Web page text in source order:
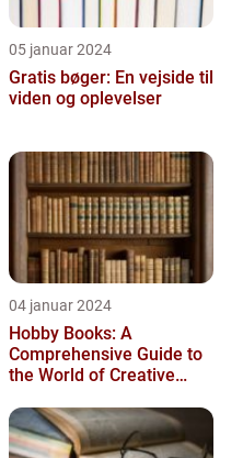
05 januar 2024
Gratis bøger: En vejside til
viden og oplevelser
04 januar 2024
Hobby Books: A
Comprehensive Guide to
the World of Creative